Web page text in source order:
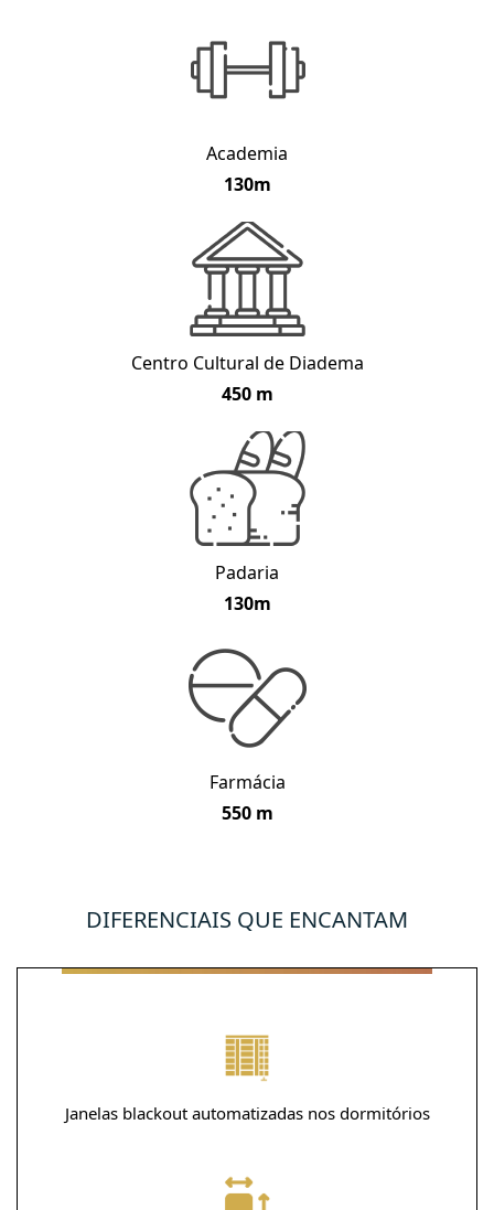
Academia
130m
Centro Cultural de Diadema
450 m
Padaria
130m
Farmácia
550 m
DIFERENCIAIS QUE ENCANTAM
Janelas blackout automatizadas nos dormitórios